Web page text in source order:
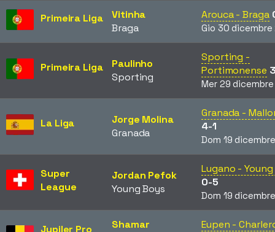
Primeira Liga
Vitinha
Braga
Arouca - Braga
Gio 30 dicembre
Primeira Liga
Paulinho
Sporting
Sporting -
Portimonense
Mer 29
La Liga
Jorge Molina
Granada
Granada -
4-1
Dom 19
Super
League
Jordan Pefok
Young Boys
Lugano -
0-5
Dom 19
Jupiler Pro
Shamar
Eupen -